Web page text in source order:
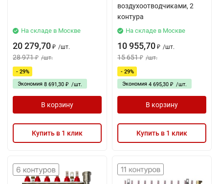
На складе в Москве
20 279,70 ₽ /шт.
28 971 ₽ /шт.
- 29%
Экономия 8 691,30 ₽ /шт.
В корзину
Купить в 1 клик
воздухоотводчиками, 2
контура
На складе в Москве
10 955,70 ₽ /шт.
15 651 ₽ /шт.
- 29%
Экономия 4 695,30 ₽ /шт.
В корзину
Купить в 1 клик